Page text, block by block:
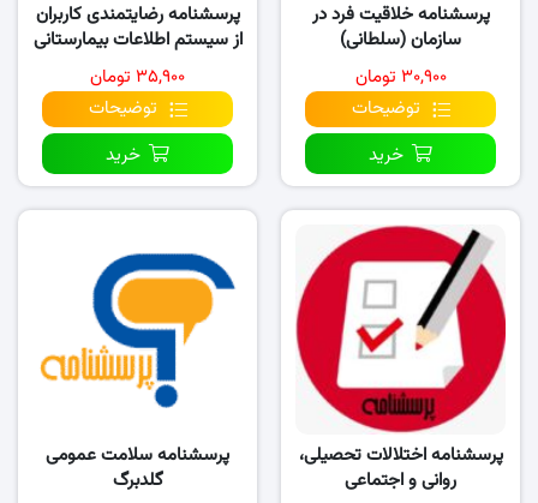
پرسشنامه خلاقیت فرد در
سازمان (سلطانی)
۳۰,۹۰۰ تومان
توضیحات
خرید
پرسشنامه رضایتمندی کاربران
از سیستم اطلاعات بیمارستانی
HIS۳۵,۹۰۰ تومان
توضیحات
خرید
پرسشنامه اختلالات تحصیلی،
روانی و اجتماعی
پرسشنامه سلامت عمومی
گلدبرگ